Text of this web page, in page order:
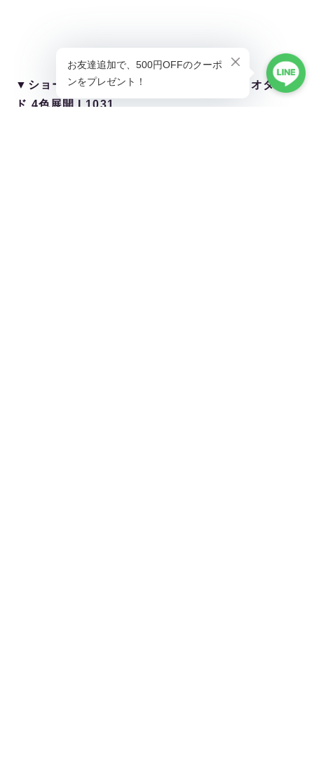
▼ショートスリーブ フローラルメッシュ レオター
ド 4色展開 L1031